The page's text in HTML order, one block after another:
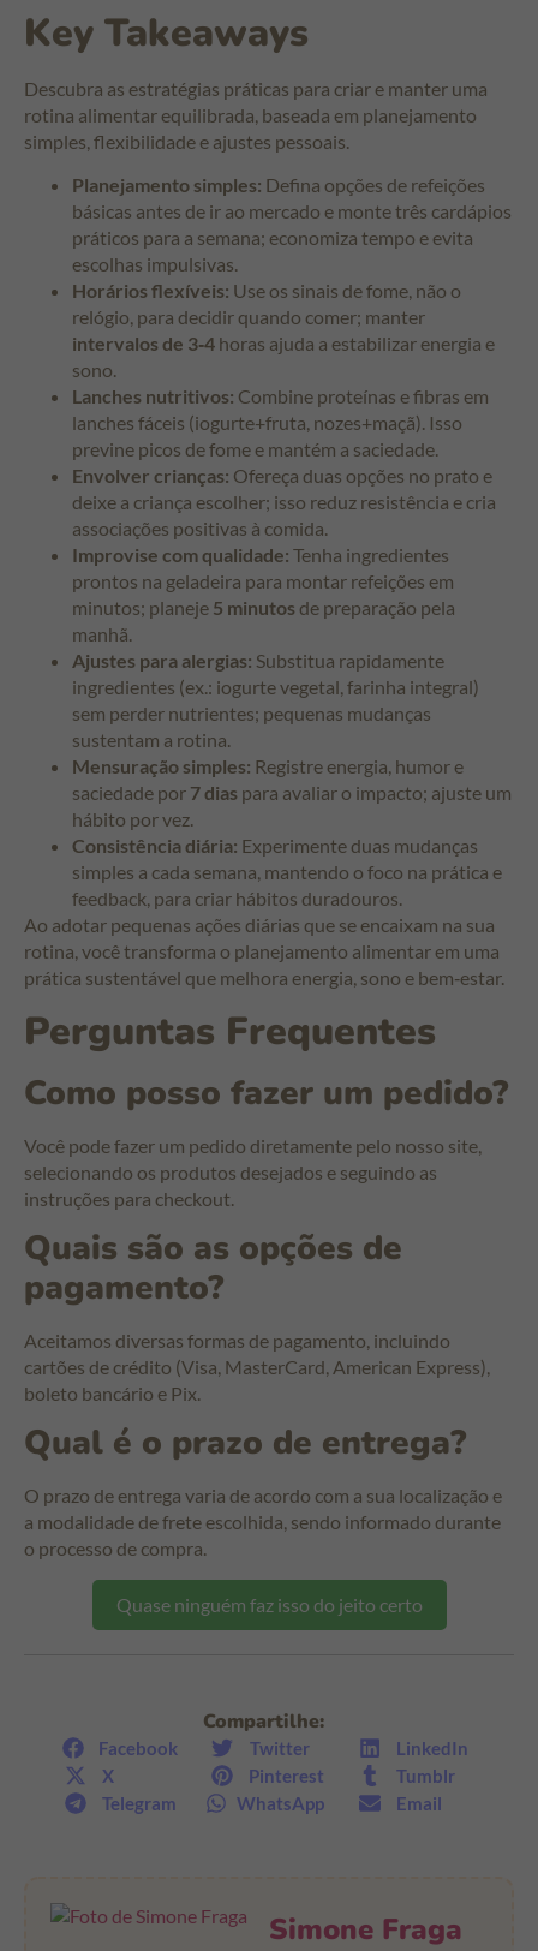
Key Takeaways
Descubra as estratégias práticas para criar e manter uma
rotina alimentar equilibrada, baseada em planejamento
simples, flexibilidade e ajustes pessoais.
Planejamento simples: Defina opções de refeições
básicas antes de ir ao mercado e monte três cardápios
práticos para a semana; economiza tempo e evita
escolhas impulsivas.
Horários flexíveis: Use os sinais de fome, não o
relógio, para decidir quando comer; manter
intervalos de 3‑4 horas ajuda a estabilizar energia e
sono.
Lanches nutritivos: Combine proteínas e fibras em
lanches fáceis (iogurte+fruta, nozes+maçã). Isso
previne picos de fome e mantém a saciedade.
Envolver crianças: Ofereça duas opções no prato e
deixe a criança escolher; isso reduz resistência e cria
associações positivas à comida.
Improvise com qualidade: Tenha ingredientes
prontos na geladeira para montar refeições em
minutos; planeje 5 minutos de preparação pela
manhã.
Ajustes para alergias: Substitua rapidamente
ingredientes (ex.: iogurte vegetal, farinha integral)
sem perder nutrientes; pequenas mudanças
sustentam a rotina.
Mensuração simples: Registre energia, humor e
saciedade por 7 dias para avaliar o impacto; ajuste um
hábito por vez.
Consistência diária: Experimente duas mudanças
simples a cada semana, mantendo o foco na prática e
feedback, para criar hábitos duradouros.
Ao adotar pequenas ações diárias que se encaixam na sua
rotina, você transforma o planejamento alimentar em uma
prática sustentável que melhora energia, sono e bem‑estar.
Perguntas Frequentes
Como posso fazer um pedido?
Você pode fazer um pedido diretamente pelo nosso site,
selecionando os produtos desejados e seguindo as
instruções para checkout.
Quais são as opções de
pagamento?
Aceitamos diversas formas de pagamento, incluindo
cartões de crédito (Visa, MasterCard, American Express),
boleto bancário e Pix.
Qual é o prazo de entrega?
O prazo de entrega varia de acordo com a sua localização e
a modalidade de frete escolhida, sendo informado durante
o processo de compra.
Quase ninguém faz isso do jeito certo
Compartilhe:
Facebook Twitter
LinkedIn
X
Pinterest
Tumblr
Telegram
WhatsApp Email
Simone Fraga